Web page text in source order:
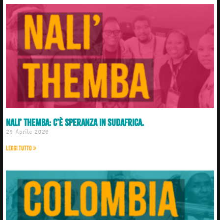
Nali’ Themba: C’è speranza in Sudafrica.
29 Aprile 2026
Leggi Tutto »